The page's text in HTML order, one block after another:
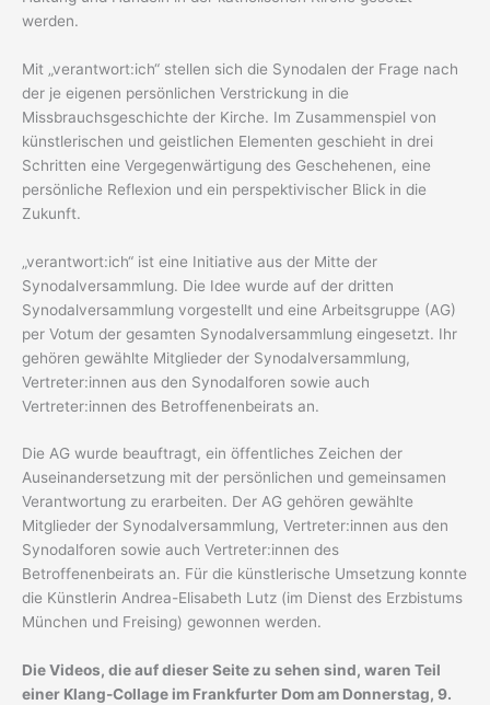
werden.
Mit „verantwort:ich“ stellen sich die Synodalen der Frage nach
der je eigenen persönlichen Verstrickung in die
Missbrauchsgeschichte der Kirche. Im Zusammenspiel von
künstlerischen und geistlichen Elementen geschieht in drei
Schritten eine Vergegenwärtigung des Geschehenen, eine
persönliche Reflexion und ein perspektivischer Blick in die
Zukunft.
„verantwort:ich“ ist eine Initiative aus der Mitte der
Synodalversammlung. Die Idee wurde auf der dritten
Synodalversammlung vorgestellt und eine Arbeitsgruppe (AG)
per Votum der gesamten Synodalversammlung eingesetzt. Ihr
gehören gewählte Mitglieder der Synodalversammlung,
Vertreter:innen aus den Synodalforen sowie auch
Vertreter:innen des Betroffenenbeirats an.
Die AG wurde beauftragt, ein öffentliches Zeichen der
Auseinandersetzung mit der persönlichen und gemeinsamen
Verantwortung zu erarbeiten. Der AG gehören gewählte
Mitglieder der Synodalversammlung, Vertreter:innen aus den
Synodalforen sowie auch Vertreter:innen des
Betroffenenbeirats an. Für die künstlerische Umsetzung konnte
die Künstlerin Andrea-Elisabeth Lutz (im Dienst des Erzbistums
München und Freising) gewonnen werden.
Die Videos, die auf dieser Seite zu sehen sind, waren Teil
einer Klang-Collage im Frankfurter Dom am Donnerstag, 9.